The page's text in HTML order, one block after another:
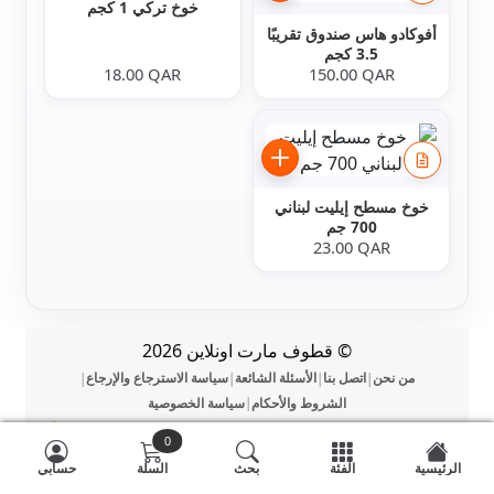
أفوكادو هاس صندوق تقريبًا
3.5 كجم
150.00 QAR
خوخ تركي 1 كجم
18.00 QAR
خوخ مسطح إيليت لبناني
700 جم
23.00 QAR
© قطوف مارت اونلاين 2026
من نحن اتصل بنا الأسئلة الشائعة سياسة الاسترجاع والإرجاع
الشروط والأحكام سياسة الخصوصية
⚡
الرئيسية الفئة بحث السلة
0
حسابي